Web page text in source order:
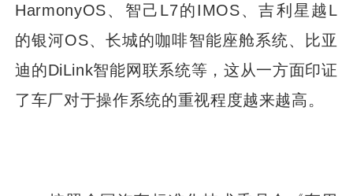
HarmonyOS、智己L7的IMOS、吉利星越L
的银河OS、长城的咖啡智能座舱系统、比亚
迪的DiLink智能网联系统等，这从一方面印证
了车厂对于操作系统的重视程度越来越高。